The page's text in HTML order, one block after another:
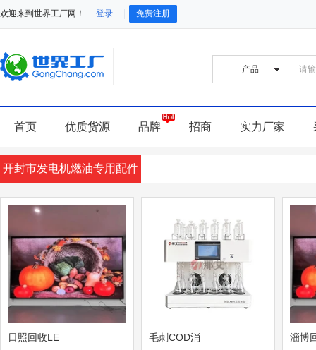
欢迎来到世界工厂网！ 登录 免费注册
首页 优质货源 品牌 招商 实力厂家
开封市发电机燃油专用配件
日照回收LE 毛刺COD消 淄博